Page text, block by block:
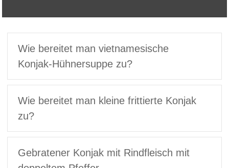
Wie bereitet man vietnamesische
Konjak-Hühnersuppe zu?
Wie bereitet man kleine frittierte Konjak
zu?
Gebratener Konjak mit Rindfleisch mit